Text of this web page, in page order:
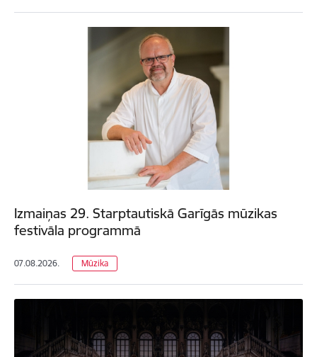
Izmaiņas 29. Starptautiskā Garīgās mūzikas
festivāla programmā
07.08.2026. Mūzika